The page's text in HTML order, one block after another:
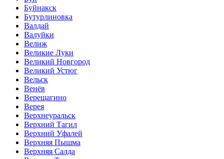
Буйнакск
Бутурлиновка
Валдай
Валуйки
Велиж
Великие Луки
Великий Новгород
Великий Устюг
Вельск
Венёв
Верещагино
Верея
Верхнеуральск
Верхний Тагил
Верхний Уфалей
Верхняя Пышма
Верхняя Салда